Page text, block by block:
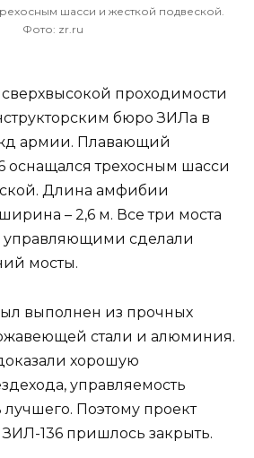
шасси и жесткой подвеской.
Фото: zr.ru
проходимости
бюро ЗИЛа в
армии. Плавающий
оснащался трехосным шасси
Длина амфибии
– 2,6 м. Все три моста
сделали
мосты.
выполнен из прочных
стали и алюминия.
хорошую
управляемость
лучшего. Поэтому проект
ЗИЛ-136 пришлось закрыть.